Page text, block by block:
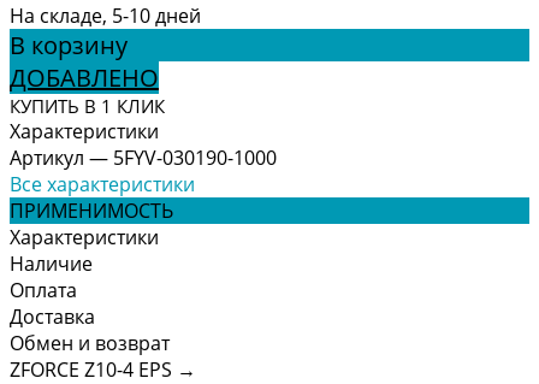
На складе, 5-10 дней
В корзину
ДОБАВЛЕНО
КУПИТЬ В 1 КЛИК
Характеристики
Артикул — 5FYV-030190-1000
Все характеристики
ПРИМЕНИМОСТЬ
Характеристики
Наличие
Оплата
Доставка
Обмен и возврат
ZFORCE Z10-4 EPS →